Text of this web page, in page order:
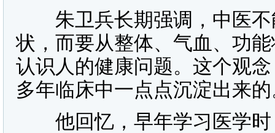
朱卫兵长期强调，中医不
状，而要从整体、气血、功
认识人的健康问题。这个观
多年临床中一点点沉淀出来
他回忆，早年学习医学时